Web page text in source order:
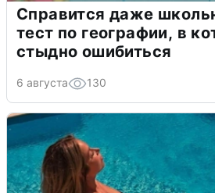
Справится даже
тест по географии, в
стыдно ошибиться
6 августа 130